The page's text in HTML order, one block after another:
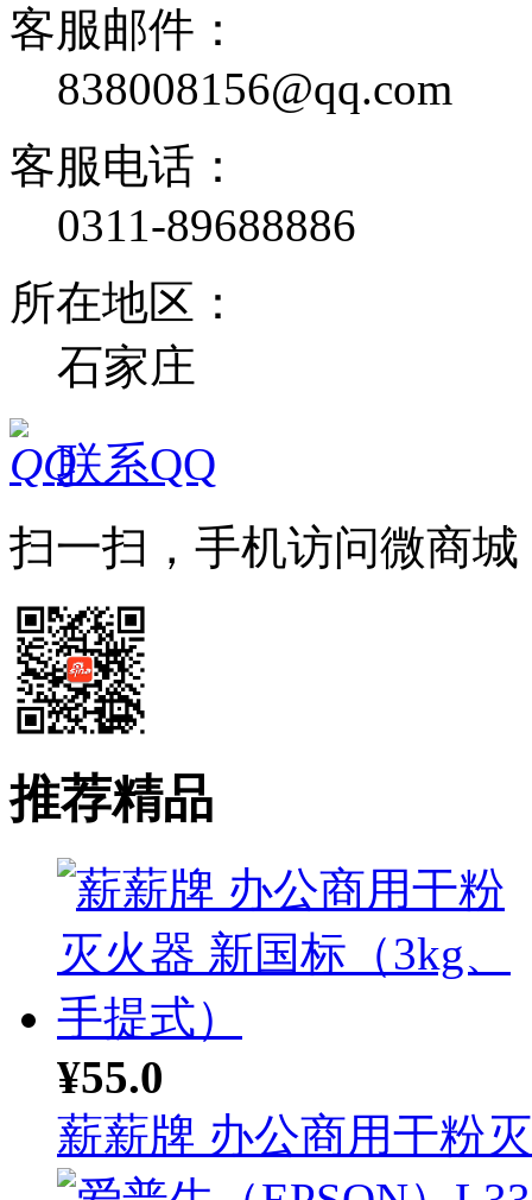
客服邮件：
838008156@qq.com
客服电话：
0311-89688886
所在地区：
石家庄
联系QQ
扫一扫，手机访问微商城
推荐精品
¥55.0
薪薪牌 办公商用干粉